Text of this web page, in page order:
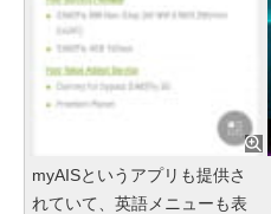
myAISというアプリも提供さ
れていて、英語メニューも表